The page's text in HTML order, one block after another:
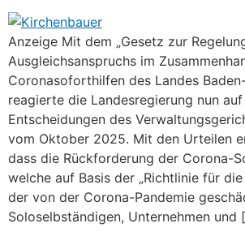
Anzeige Mit dem „Gesetz zur
Ausgleichsanspruchs im
Coronasoforthilfen des Landes
reagierte die Landesregierung nun
Entscheidungen des
vom Oktober 2025. Mit den Urteilen
dass die Rückforderung der Corona-
welche auf Basis der „Richtlinie für
der von der Corona-Pandemie
Soloselbständigen, Unternehmen und